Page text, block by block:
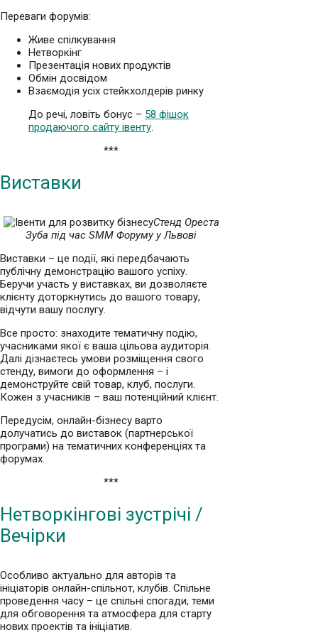
Переваги форумів:
Живе спілкування
Нетворкінг
Презентація нових продуктів
Обмін досвідом
Взаємодія усіх стейкхолдерів ринку
До речі, ловіть бонус – 58 фішок
продаючого сайту івенту.
***
Виставки
Стенд Ореста
Зуба під час SMM Форуму у Львові
Виставки – це події, які передбачають
публічну демонстрацію вашого успіху.
Беручи участь у виставках, ви дозволяєте
клієнту доторкнутись до вашого товару,
відчути вашу послугу.
Все просто: знаходите тематичну подію,
учасниками якої є ваша цільова аудиторія.
Далі дізнаєтесь умови розміщення свого
стенду, вимоги до оформлення – і
демонструйте свій товар, клуб, послуги.
Кожен з учасників – ваш потенційний клієнт.
Передусім, онлайн-бізнесу варто
долучатись до виставок (партнерської
програми) на тематичних конференціях та
форумах.
***
Нетворкінгові зустрічі /
Вечірки
Особливо актуально для авторів та
ініціаторів онлайн-спільнот, клубів. Спільне
проведення часу – це спільні спогади, теми
для обговорення та атмосфера для старту
нових проектів та ініціатив.